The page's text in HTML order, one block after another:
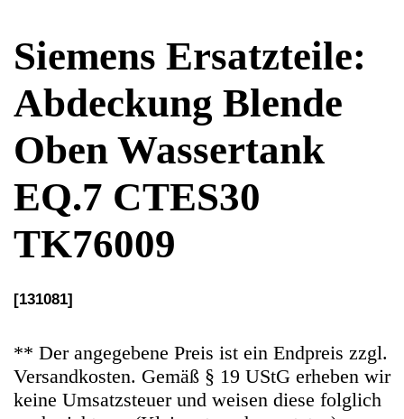
EQ.7 CTES30
TK76009
[131081]
** Der angegebene Preis ist ein Endpreis zzgl.
Versandkosten. Gemäß § 19 UStG erheben wir
auch nicht aus (Kleinunternehmerstatus)
Ersatzteile Gebrauchteware